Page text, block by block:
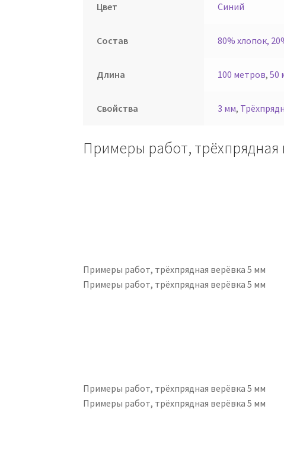
Цвет Синий
Состав 80% хлопок,
Длина 100 метров, 50
Свойства 3 мм,
Примеры работ, трёхпрядная
Примеры работ, трёхпрядная верёвка 5 мм
Примеры работ, трёхпрядная верёвка 5 мм
Примеры работ, трёхпрядная верёвка 5 мм
Примеры работ, трёхпрядная верёвка 5 мм